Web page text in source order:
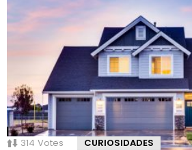
314 Votes CURIOSIDADES